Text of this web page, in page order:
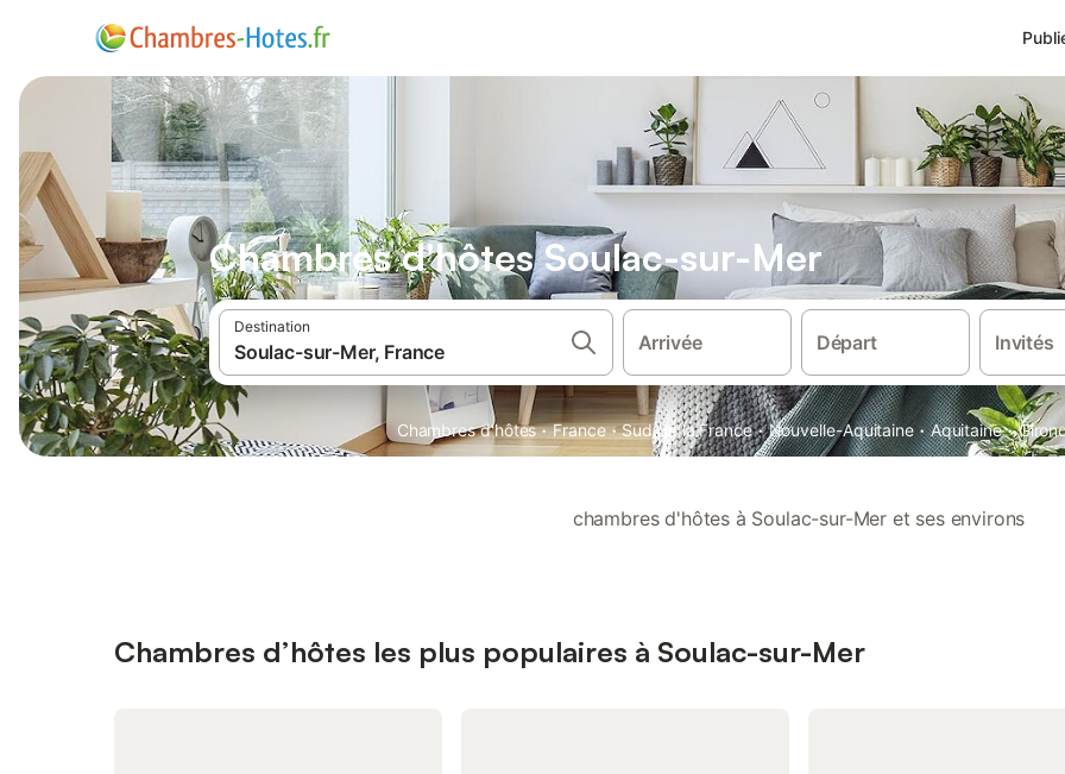
Chambres d'hôtes Soulac-sur-Mer
Destination
Arrivée Départ Invités
Chambres d'hôtes · France · Sud de la France · Nouvelle-Aquitaine · Aquitaine ·
chambres d'hôtes à Soulac-sur-Mer et ses environs
Chambres d’hôtes les plus populaires à Soulac-sur-Mer